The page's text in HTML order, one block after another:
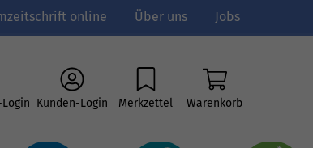
online Über uns Jobs
Kunden-Login Merkzettel Warenkorb